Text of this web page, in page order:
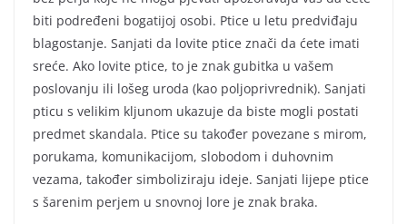
biti podređeni bogatijoj osobi. Ptice u letu predviđaju
blagostanje. Sanjati da lovite ptice znači da ćete imati
sreće. Ako lovite ptice, to je znak gubitka u vašem
poslovanju ili lošeg uroda (kao poljoprivrednik). Sanjati
pticu s velikim kljunom ukazuje da biste mogli postati
predmet skandala. Ptice su također povezane s mirom,
porukama, komunikacijom, slobodom i duhovnim
vezama, također simboliziraju ideje. Sanjati lijepe ptice
s šarenim perjem u snovnoj lore je znak braka.